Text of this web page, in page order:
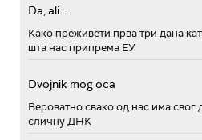
Da, ali...
Како преживети прва три дана
шта нас припрема ЕУ
Dvojnik mog oca
Вероватно свако од нас има свог
сличну ДНК